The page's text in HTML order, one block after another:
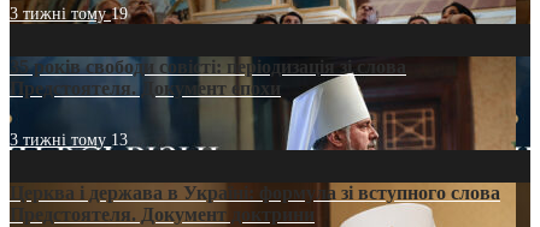
3 тижні тому19
35 років свободи совісті: періодизація зі слова
Предстоятеля. Документ епохи
3 тижні тому 13
Церква і держава в Україні: формула зі вступного слова
Предстоятеля. Документ доктрини